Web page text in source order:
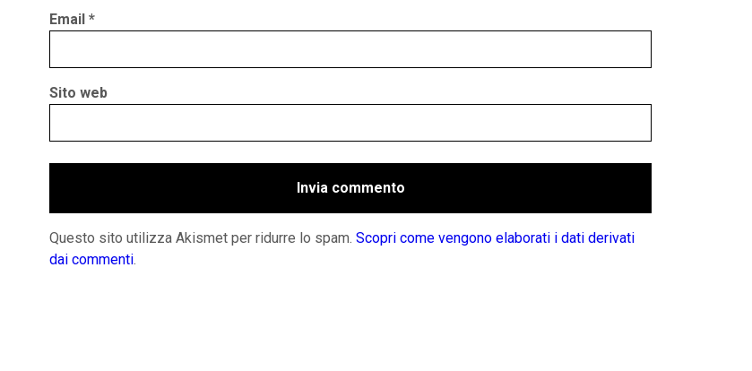
Email *
Sito web
Questo sito utilizza Akismet per ridurre lo spam. Scopri come vengono elaborati i dati derivati
dai commenti.